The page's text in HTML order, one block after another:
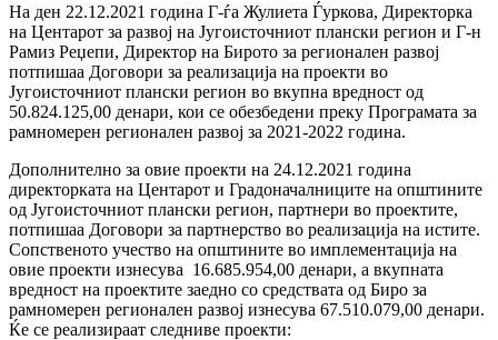
На ден 22.12.2021 година Г-ѓа Жулиета Ѓуркова, Директорка
на Центарот за развој на Југоисточниот плански регион и Г-н
Рамиз Реџепи, Директор на Бирото за регионален развој
потпишаа Договори за реализација на проекти во
Југоисточниот плански регион во вкупна вредност од
50.824.125,00 денари, кои се обезбедени преку Програмата за
рамномерен регионален развој за 2021-2022 година.
Дополнително за овие проекти на 24.12.2021 година
директорката на Центарот и Градоначалниците на општините
од Југоисточниот плански регион, партнери во проектите,
потпишаа Договори за партнерство во реализација на истите.
Сопственото учество на општините во имплементација на
овие проекти изнесува 16.685.954,00 денари, а вкупната
вредност на проектите заедно со средствата од Биро за
рамномерен регионален развој изнесува 67.510.079,00 денари.
Ќе се реализираат следниве проекти: